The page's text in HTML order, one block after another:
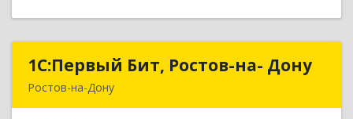
1С:Первый Бит, Ростов-на- Дону
Ростов-на-Дону
1С:Первый Бит, Ростов-на- Дону